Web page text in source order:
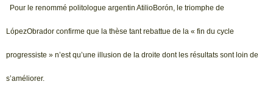
Pour le renommé politologue argentin AtilioBorón, le triomphe de
LópezObrador confirme que la thèse tant rebattue de la « fin du cycle
progressiste » n’est qu’une illusion de la droite dont les résultats sont loin de
s’améliorer.